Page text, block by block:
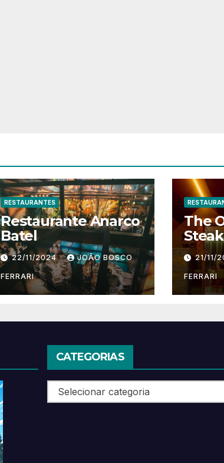
RESTAURANTES
Restaurante Anarco
Batel
22/11/2024 JOÃO BOSCO
FERRARI
The
21/11/
FERRARI
CATEGORIAS
Categorias